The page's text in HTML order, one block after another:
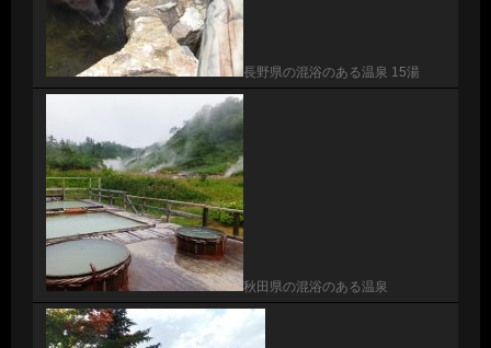
長野県の混浴のある温泉 15湯
秋田県の混浴のある温泉